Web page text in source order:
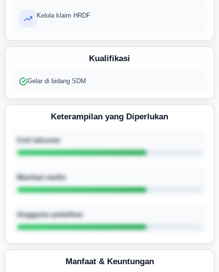
Kelola klaim HRDF
Kualifikasi
Gelar di bidang SDM
Keterampilan yang Diperlukan
Cuti tahunan
Manfaat medis
Anggaran pelatihan
Manfaat & Keuntungan